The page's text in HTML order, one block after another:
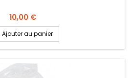
10,00 €
Ajouter au panier